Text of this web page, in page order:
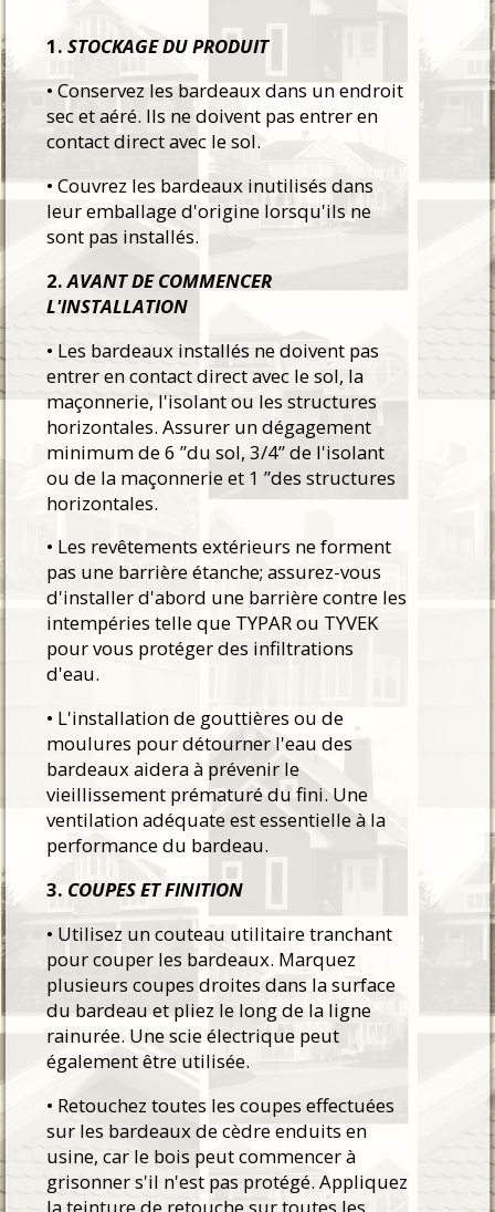
1.STOCKAGE DU PRODUIT
• Conservez les bardeaux dans un endroit
sec et aéré. Ils ne doivent pas entrer en
contact direct avec le sol.
• Couvrez les bardeaux inutilisés dans
leur emballage d'origine lorsqu'ils ne
sont pas installés.
2.AVANT DE COMMENCER
L'INSTALLATION
• Les bardeaux installés ne doivent pas
entrer en contact direct avec le sol, la
maçonnerie, l'isolant ou les structures
horizontales. Assurer un dégagement
minimum de 6 ”du sol, 3/4” de l'isolant
ou de la maçonnerie et 1 ”des structures
horizontales.
• Les revêtements extérieurs ne forment
pas une barrière étanche; assurez-vous
d'installer d'abord une barrière contre les
intempéries telle que TYPAR ou TYVEK
pour vous protéger des infiltrations
d'eau.
• L'installation de gouttières ou de
moulures pour détourner l'eau des
bardeaux aidera à prévenir le
vieillissement prématuré du fini. Une
ventilation adéquate est essentielle à la
performance du bardeau.
3. COUPES ET FINITION
• Utilisez un couteau utilitaire tranchant
pour couper les bardeaux. Marquez
plusieurs coupes droites dans la surface
du bardeau et pliez le long de la ligne
rainurée. Une scie électrique peut
également être utilisée.
• Retouchez toutes les coupes effectuées
sur les bardeaux de cèdre enduits en
usine, car le bois peut commencer à
grisonner s'il n'est pas protégé. Appliquez
la teinture de retouche sur toutes les